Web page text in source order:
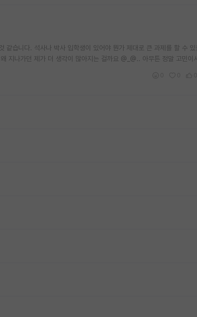
같습니다. 석사나 박사 입학생이 있어야 뭔가 제대로 큰 과제를 할 수
지나가던 제가 더 생각이 많아지는 걸까요 @_@.. 아무튼 정말 고민이